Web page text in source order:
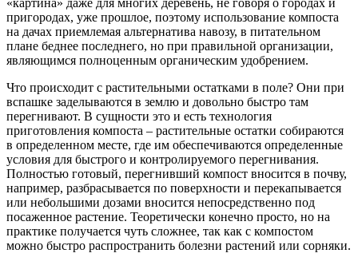
«картина» даже для многих деревень, не говоря о городах и
пригородах, уже прошлое, поэтому использование компоста
на дачах приемлемая альтернатива навозу, в питательном
плане беднее последнего, но при правильной организации,
являющимся полноценным органическим удобрением.
Что происходит с растительными остатками в поле? Они при
вспашке заделываются в землю и довольно быстро там
перегнивают. В сущности это и есть технология
приготовления компоста – растительные остатки собираются
в определенном месте, где им обеспечиваются определенные
условия для быстрого и контролируемого перегнивания.
Полностью готовый, перегнивший компост вносится в почву,
например, разбрасывается по поверхности и перекапывается
или небольшими дозами вносится непосредственно под
посаженное растение. Теоретически конечно просто, но на
практике получается чуть сложнее, так как с компостом
можно быстро распространить болезни растений или сорняки.